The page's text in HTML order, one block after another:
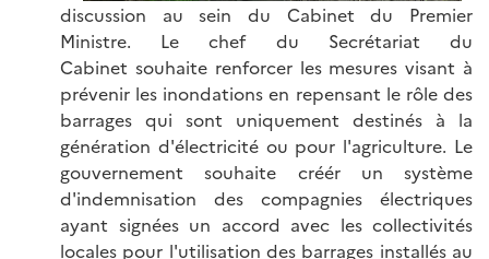
discussion au sein du Cabinet du Premier
Ministre. Le chef du Secrétariat du
Cabinet souhaite renforcer les mesures visant à
prévenir les inondations en repensant le rôle des
barrages qui sont uniquement destinés à la
génération d'électricité ou pour l'agriculture. Le
gouvernement souhaite créér un système
d'indemnisation des compagnies électriques
ayant signées un accord avec les collectivités
locales pour l'utilisation des barrages installés au